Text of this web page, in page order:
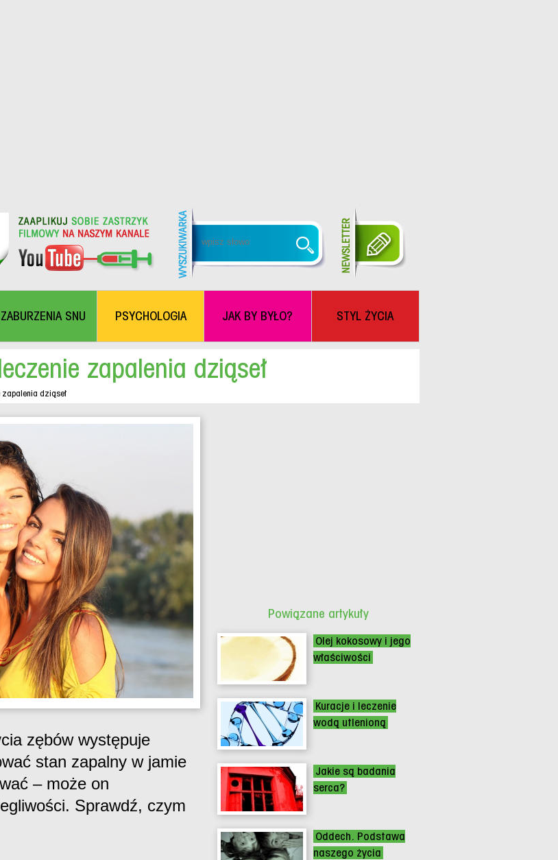
ZABURZENIA SNU PSYCHOLOGIA JAK BY BYŁO? STYL ŻYCIA
zapalenia dziąseł
zapalenia dziąseł
zębów występuje
stan zapalny w jamie
– może on
Sprawdź, czym
Powiązane artykuły
Olej kokosowy i jego
właściwości
Kuracje i leczenie
wodą utlenioną
Jakie są badania
serca?
Oddech. Podstawa
naszego życia